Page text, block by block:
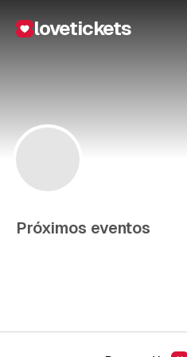
lovetickets
Próximos eventos